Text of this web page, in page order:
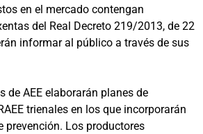
en el mercado contengan
del Real Decreto 219/2013, de 22
informar al público a través de sus
de AEE elaborarán planes de
trienales en los que incorporarán
prevención. Los productores